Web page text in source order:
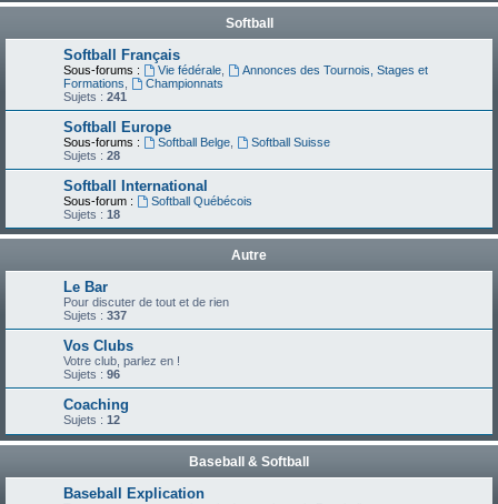
Softball
Softball Français
Sous-forums : Vie fédérale,
Annonces des Tournois, Stages et
Formations
Championnats
Sujets : 241
Softball Europe
Sous-forums : Softball Belge,
Softball Suisse
Sujets : 28
Softball International
Sous-forum :
Softball Québécois
Sujets : 18
Autre
Le Bar
Pour discuter de tout et de rien
Sujets : 337
Vos Clubs
Votre club, parlez en !
Sujets : 96
Coaching
Sujets : 12
Baseball & Softball
Baseball Explication